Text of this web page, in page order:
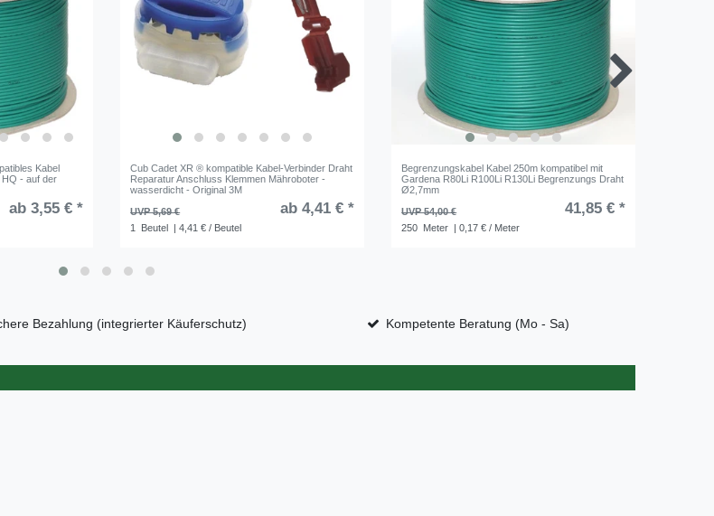
Kabel
- auf der
ab 3,55 € *
Cub Cadet XR ® kompatible Kabel-Verbinder Draht
Reparatur Anschluss Klemmen Mähroboter -
wasserdicht - Original 3M
UVP 5,69 €
ab 4,41 € *
1 Beutel | 4,41 € / Beutel
Begrenzungskabel Kabel 250m kompatibel mit
Gardena R80Li R100Li R130Li Begrenzungs Draht
Ø2,7mm
UVP 54,00 €
41,85 € *
250 Meter | 0,17 € / Meter
Bezahlung (integrierter Käuferschutz) Kompetente Beratung (Mo - Sa)